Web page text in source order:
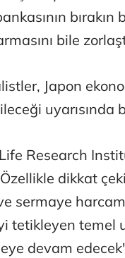
bırakın
bile
Japon
uyarısında
Research
dikkat
sermaye
tetikleyen temel
devam